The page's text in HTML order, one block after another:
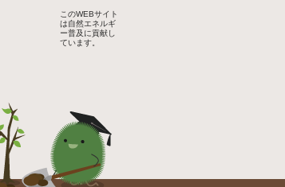
このWEBサイト
は自然エネルギ
ー普及に貢献し
ています。